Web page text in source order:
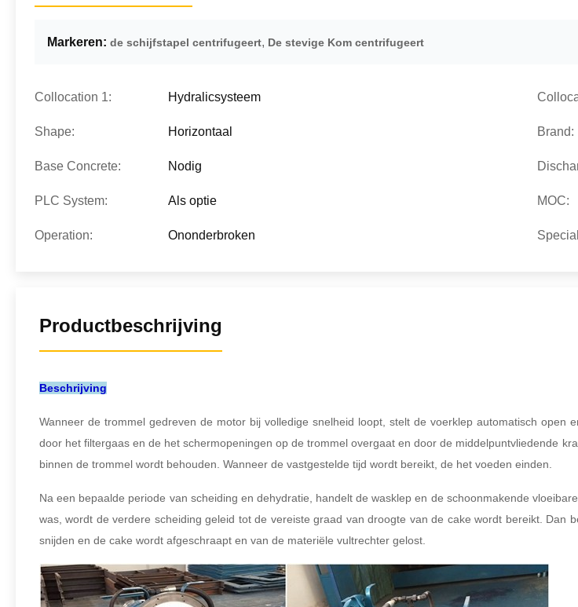
Markeren: de schijfstapel centrifugeert, De stevige Kom centrifugeert
Collocation 1: Hydralicsysteem
Shape: Horizontaal Brand:
Base Concrete: Nodig
PLC System: Als optie MOC:
Operation: Ononderbroken
Productbeschrijving
Beschrijving
Wanneer de trommel gedreven de motor bij volledige snelheid loopt, stelt de voerklep automatisch
door het filtergaas en de het schermopeningen op de trommel overgaat en door de middelpuntvliedende
binnen de trommel wordt behouden. Wanneer de vastgestelde tijd wordt bereikt, de het voeden einden.
Na een bepaalde periode van scheiding en dehydratie, handelt de wasklep en de schoonmakende
was, wordt de verdere scheiding geleid tot de vereiste graad van droogte van de cake wordt bereikt.
snijden en de cake wordt afgeschraapt en van de materiële vultrechter gelost.